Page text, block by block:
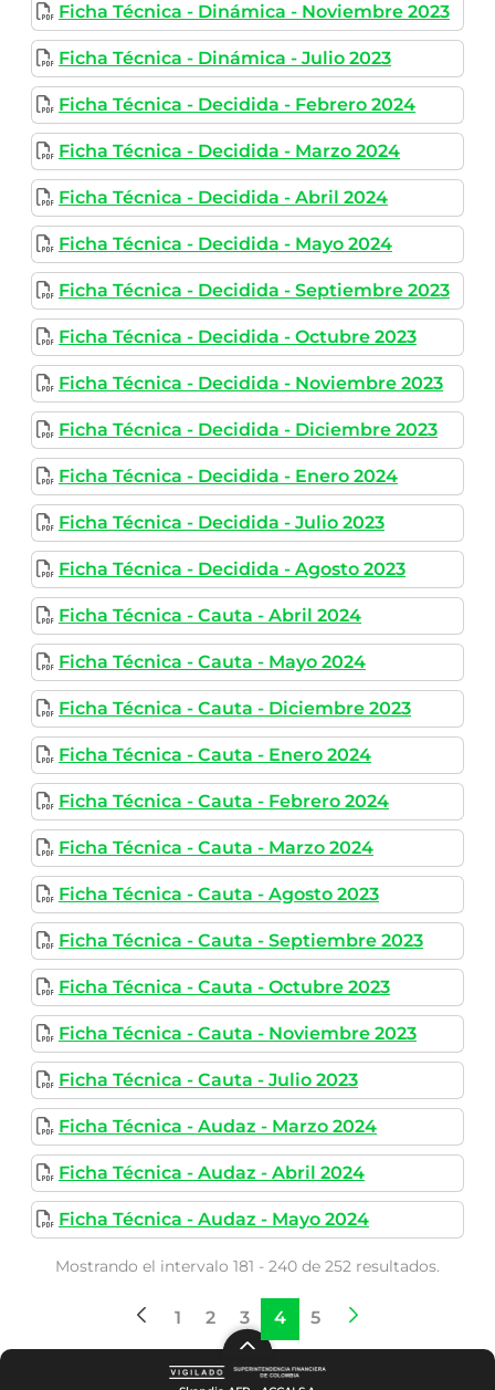
Ficha Técnica - Dinámica - Noviembre 2023
Ficha Técnica - Dinámica - Julio 2023
Ficha Técnica - Decidida - Febrero 2024
Ficha Técnica - Decidida - Marzo 2024
Ficha Técnica - Decidida - Abril 2024
Ficha Técnica - Decidida - Mayo 2024
Ficha Técnica - Decidida - Septiembre 2023
Ficha Técnica - Decidida - Octubre 2023
Ficha Técnica - Decidida - Noviembre 2023
Ficha Técnica - Decidida - Diciembre 2023
Ficha Técnica - Decidida - Enero 2024
Ficha Técnica - Decidida - Julio 2023
Ficha Técnica - Decidida - Agosto 2023
Ficha Técnica - Cauta - Abril 2024
Ficha Técnica - Cauta - Mayo 2024
Ficha Técnica - Cauta - Diciembre 2023
Ficha Técnica - Cauta - Enero 2024
Ficha Técnica - Cauta - Febrero 2024
Ficha Técnica - Cauta - Marzo 2024
Ficha Técnica - Cauta - Agosto 2023
Ficha Técnica - Cauta - Septiembre 2023
Ficha Técnica - Cauta - Octubre 2023
Ficha Técnica - Cauta - Noviembre 2023
Ficha Técnica - Cauta - Julio 2023
Ficha Técnica - Audaz - Marzo 2024
Ficha Técnica - Audaz - Abril 2024
Ficha Técnica - Audaz - Mayo 2024
Mostrando el intervalo 181 - 240 de 252 resultados.
Página
1 Página
2 Página
3 Página
4 Página
5